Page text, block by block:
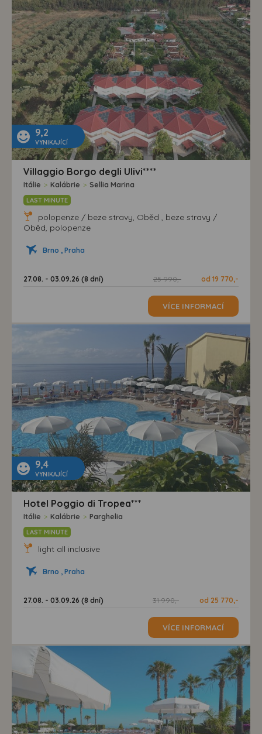
9,2
VYNIKAJÍCÍ
Villaggio Borgo degli Ulivi****
Itálie > Kalábrie > Sellia Marina
LAST MINUTE
polopenze / beze stravy, Oběd , beze stravy /
Oběd, polopenze
Brno , Praha
27.08. - 03.09.26 (8 dní) 25 990,- od 19 770,-
VÍCE INFORMACÍ
9,4
VYNIKAJÍCÍ
Hotel Poggio di Tropea***
Itálie > Kalábrie > Parghelia
LAST MINUTE
light all inclusive
Brno , Praha
27.08. - 03.09.26 (8 dní) 31 990,- od 25 770,-
VÍCE INFORMACÍ